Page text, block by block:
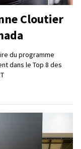
Cloutier
du programme
dans le Top 8 des